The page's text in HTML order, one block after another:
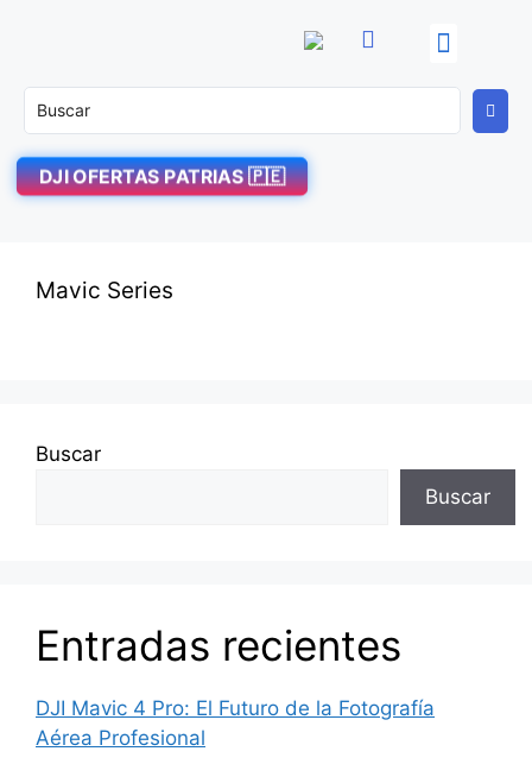
DJI OFERTAS PATRIAS 🇵🇪
Mavic Series
Buscar
Buscar
Entradas recientes
DJI Mavic 4 Pro: El Futuro de la Fotografía
Aérea Profesional